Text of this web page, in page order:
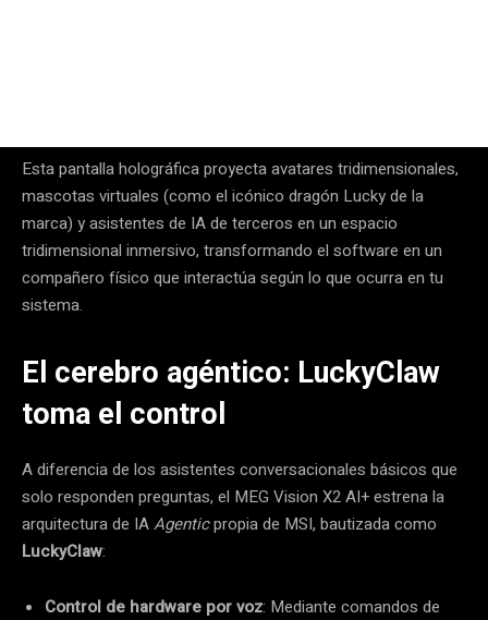
Esta pantalla holográfica proyecta avatares tridimensionales,
mascotas virtuales (como el icónico dragón Lucky de la
marca) y asistentes de IA de terceros en un espacio
tridimensional inmersivo, transformando el software en un
compañero físico que interactúa según lo que ocurra en tu
sistema.
El cerebro agéntico: LuckyClaw
toma el control
A diferencia de los asistentes conversacionales básicos que
solo responden preguntas, el MEG Vision X2 AI+ estrena la
arquitectura de IAAgenticpropia de MSI, bautizada como
LuckyClaw:
Control de hardware por voz: Mediante comandos de